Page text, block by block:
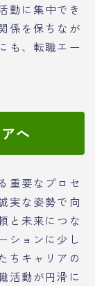
動に集中でき
係を保ちなが
も、転職エー
へ
重要なプロセ
実な姿勢で向
と未来につな
ションに少し
ちキャリアの
活動が円滑に